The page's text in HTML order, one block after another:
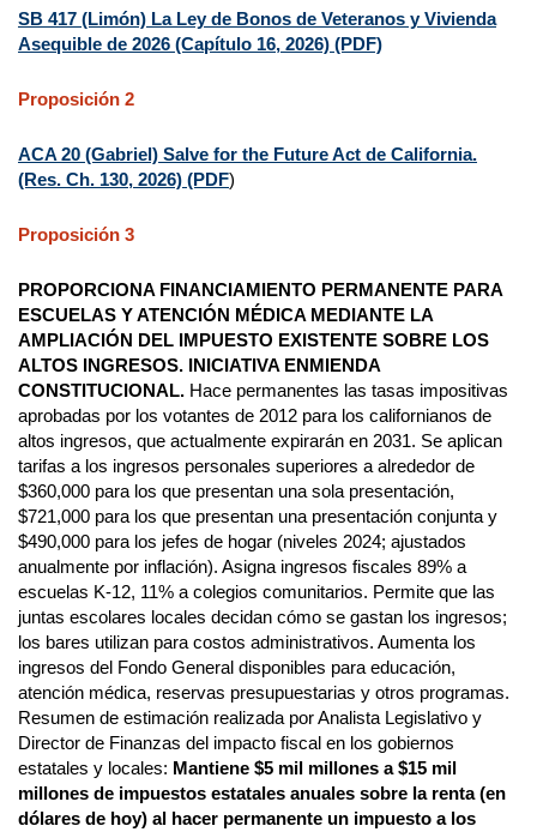
SB 417 (Limón) La Ley de Bonos de Veteranos y Vivienda
Asequible de 2026 (Capítulo 16, 2026) (PDF)
Proposición 2
ACA 20 (Gabriel) Salve for the Future Act de California.
(Res. Ch. 130, 2026) (PDF)
Proposición 3
PROPORCIONA FINANCIAMIENTO PERMANENTE PARA
ESCUELAS Y ATENCIÓN MÉDICA MEDIANTE LA
AMPLIACIÓN DEL IMPUESTO EXISTENTE SOBRE LOS
ALTOS INGRESOS. INICIATIVA ENMIENDA
CONSTITUCIONAL. Hace permanentes las tasas impositivas
aprobadas por los votantes de 2012 para los californianos de
altos ingresos, que actualmente expirarán en 2031. Se aplican
tarifas a los ingresos personales superiores a alrededor de
$360,000 para los que presentan una sola presentación,
$721,000 para los que presentan una presentación conjunta y
$490,000 para los jefes de hogar (niveles 2024; ajustados
anualmente por inflación). Asigna ingresos fiscales 89% a
escuelas K-12, 11% a colegios comunitarios. Permite que las
juntas escolares locales decidan cómo se gastan los ingresos;
los bares utilizan para costos administrativos. Aumenta los
ingresos del Fondo General disponibles para educación,
atención médica, reservas presupuestarias y otros programas.
Resumen de estimación realizada por Analista Legislativo y
Director de Finanzas del impacto fiscal en los gobiernos
estatales y locales: Mantiene $5 mil millones a $15 mil
millones de impuestos estatales anuales sobre la renta (en
dólares de hoy) al hacer permanente un impuesto a los